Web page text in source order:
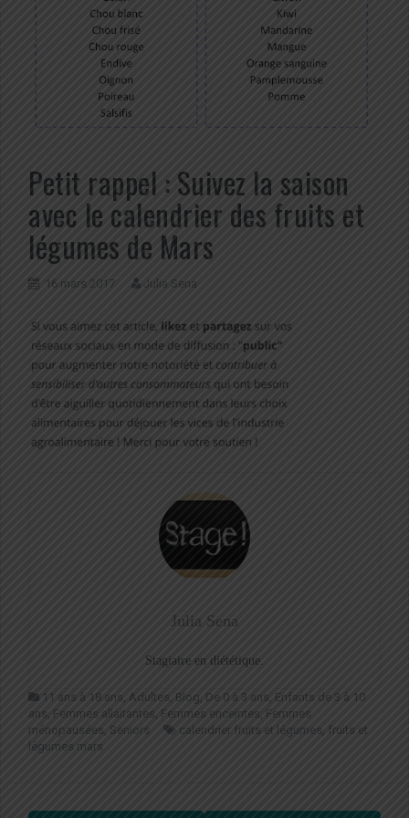
Petit rappel : Suivez la saison
avec le calendrier des fruits et
légumes de Mars
16 mars 2017 Julia Sena
Julia Sena
Stagiaire en diététique.
11 ans à 18 ans Adultes Blog De 0 à 3 ans Enfants de 3 à 10
ans Femmes allaitantes Femmes enceintes Femmes
ménopausées Seniors calendrier fruits et légumes fruits et
légumes mars